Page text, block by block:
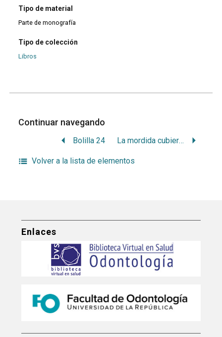
Tipo de material
Parte de monografía
Tipo de colección
Libros
Continuar navegando
Bolilla 24 La mordida cubierta (deckbiss) y su tratamiento con la placa de giro (schwengplate) de ‘groth’
Volver a la lista de elementos
Enlaces